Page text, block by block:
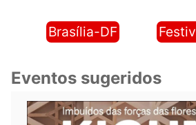
Brasília-DF
Eventos sugeridos